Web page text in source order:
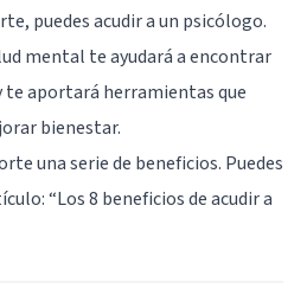
puedes acudir a un psicólogo.
mental te ayudará a encontrar
aportará herramientas que
bienestar.
una serie de beneficios. Puedes
“Los 8 beneficios de acudir a